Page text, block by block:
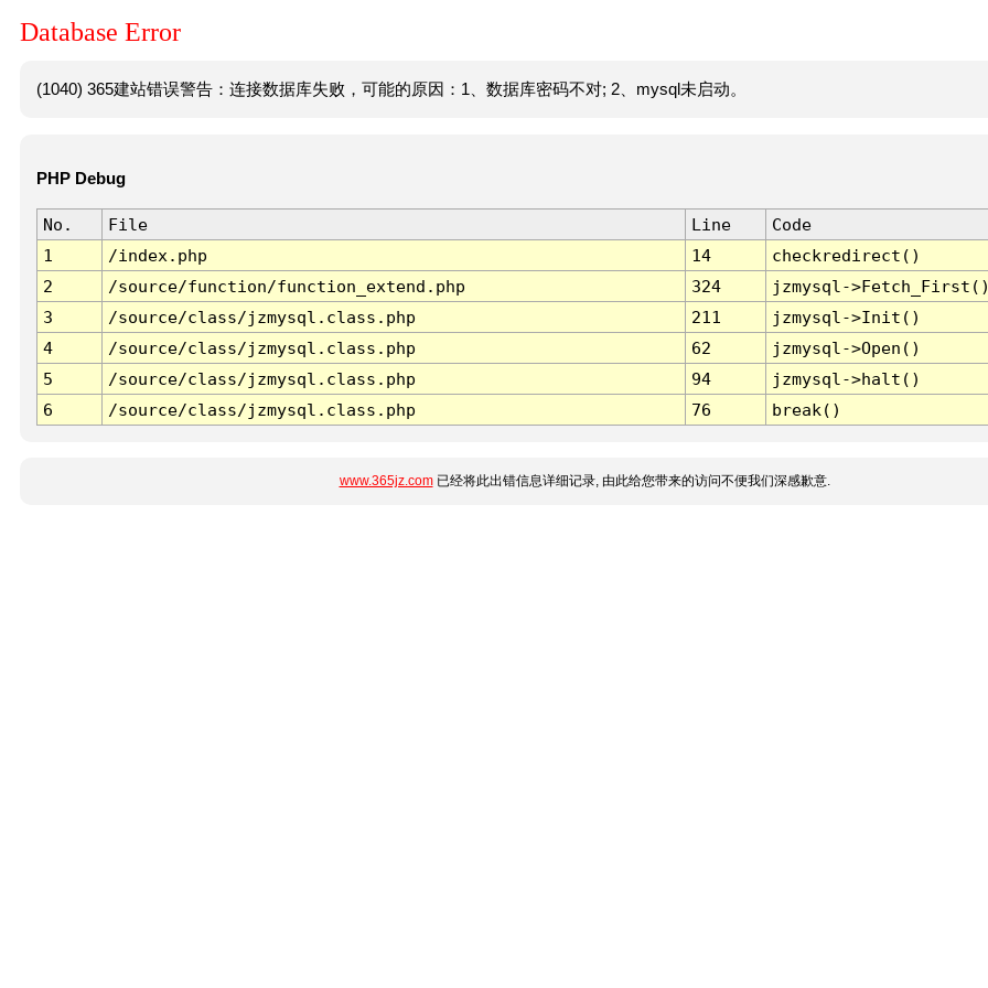
Database Error
(1040) 365建站错误警告：连接数据库失败，可能的原因：1、数据库密码不对; 2、mysql未启动。
PHP Debug
No. File Line
Code
1
/index.php 14
checkredirect()
2
/source/function/function_extend.php 324
jzmysql-
3
/source/class/jzmysql.class.php 211
jzmysql->Init()
4
/source/class/jzmysql.class.php 62
jzmysql->Open()
5
/source/class/jzmysql.class.php 94
jzmysql->halt()
6
/source/class/jzmysql.class.php 76 break()
www.365jz.com已经将此出错信息详细记录, 由此给您带来的访问不便我们深感歉意.